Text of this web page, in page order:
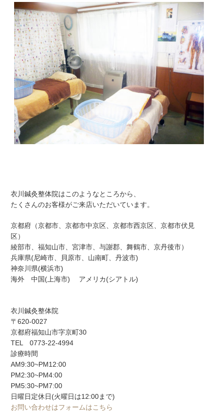
衣川鍼灸整体院はこのようなところから、
たくさんのお客様がご来店いただいています。
京都府（京都市、京都市中京区、京都市西京区、京都市伏見
区）
綾部市、福知山市、宮津市、与謝郡、舞鶴市、京丹後市）
兵庫県(尼崎市、貝原市、山南町、丹波市)
神奈川県(横浜市)
海外 中国(上海市) アメリカ(シアトル)
衣川鍼灸整体院
〒620-0027
京都府福知山市字京町30
TEL 0773-22-4994
診療時間
AM9:30~PM12:00
PM2:30~PM4:00
PM5:30~PM7:00
日曜日定休日(火曜日は12:00まで)
お問い合わせはフォームはこちら